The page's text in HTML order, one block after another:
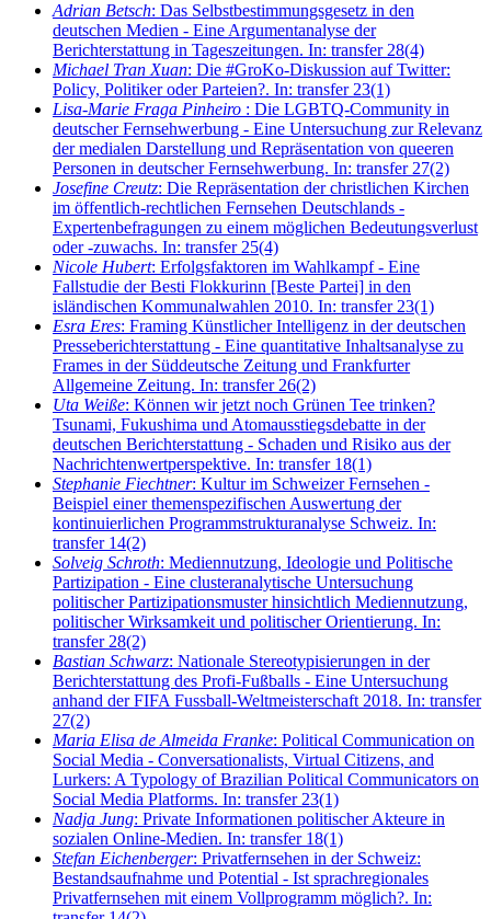
Adrian Betsch: Das Selbstbestimmungsgesetz in den
deutschen Medien - Eine Argumentanalyse der
Berichterstattung in Tageszeitungen. In: transfer 28(4)
Michael Tran Xuan: Die #GroKo-Diskussion auf Twitter:
Policy, Politiker oder Parteien?. In: transfer 23(1)
Lisa-Marie Fraga Pinheiro : Die LGBTQ-Community in
deutscher Fernsehwerbung - Eine Untersuchung zur Relevanz
der medialen Darstellung und Repräsentation von queeren
Personen in deutscher Fernsehwerbung. In: transfer 27(2)
Josefine Creutz: Die Repräsentation der christlichen Kirchen
im öffentlich-rechtlichen Fernsehen Deutschlands -
Expertenbefragungen zu einem möglichen Bedeutungsverlust
oder -zuwachs. In: transfer 25(4)
Nicole Hubert: Erfolgsfaktoren im Wahlkampf - Eine
Fallstudie der Besti Flokkurinn [Beste Partei] in den
isländischen Kommunalwahlen 2010. In: transfer 23(1)
Esra Eres: Framing Künstlicher Intelligenz in der deutschen
Presseberichterstattung - Eine quantitative Inhaltsanalyse zu
Frames in der Süddeutsche Zeitung und Frankfurter
Allgemeine Zeitung. In: transfer 26(2)
Uta Weiße: Können wir jetzt noch Grünen Tee trinken?
Tsunami, Fukushima und Atomausstiegsdebatte in der
deutschen Berichterstattung - Schaden und Risiko aus der
Nachrichtenwertperspektive. In: transfer 18(1)
Stephanie Fiechtner: Kultur im Schweizer Fernsehen -
Beispiel einer themenspezifischen Auswertung der
kontinuierlichen Programmstrukturanalyse Schweiz. In:
transfer 14(2)
Solveig Schroth: Mediennutzung, Ideologie und Politische
Partizipation - Eine clusteranalytische Untersuchung
politischer Partizipationsmuster hinsichtlich Mediennutzung,
politischer Wirksamkeit und politischer Orientierung. In:
transfer 28(2)
Bastian Schwarz: Nationale Stereotypisierungen in der
Berichterstattung des Profi-Fußballs - Eine Untersuchung
anhand der FIFA Fussball-Weltmeisterschaft 2018. In: transfer
27(2)
Maria Elisa de Almeida Franke: Political Communication on
Social Media - Conversationalists, Virtual Citizens, and
Lurkers: A Typology of Brazilian Political Communicators on
Social Media Platforms. In: transfer 23(1)
Nadja Jung: Private Informationen politischer Akteure in
sozialen Online-Medien. In: transfer 18(1)
Stefan Eichenberger: Privatfernsehen in der Schweiz:
Bestandsaufnahme und Potential - Ist sprachregionales
Privatfernsehen mit einem Vollprogramm möglich?. In: